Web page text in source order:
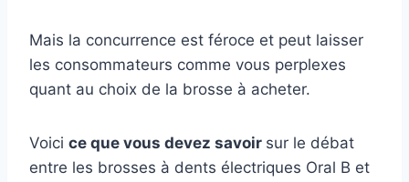
Mais la concurrence est féroce et peut laisser
les consommateurs comme vous perplexes
quant au choix de la brosse à acheter.
Voici ce que vous devez savoir sur le débat
entre les brosses à dents électriques Oral B et